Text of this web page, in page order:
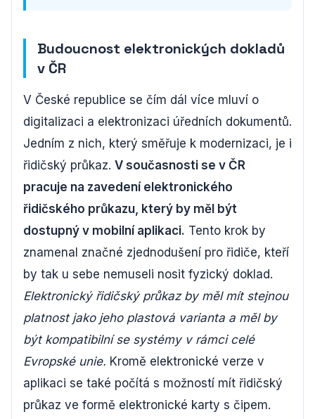
Budoucnost elektronických dokladů
v ČR
V České republice se čím dál více mluví o
digitalizaci a elektronizaci úředních dokumentů.
Jedním z nich, který směřuje k modernizaci, je i
řidičský průkaz. V současnosti se v ČR
pracuje na zavedení elektronického
řidičského průkazu, který by měl být
dostupný v mobilní aplikaci. Tento krok by
znamenal značné zjednodušení pro řidiče, kteří
by tak u sebe nemuseli nosit fyzický doklad.
Elektronický řidičský průkaz by měl mít stejnou
platnost jako jeho plastová varianta a měl by
být kompatibilní se systémy v rámci celé
Evropské unie. Kromě elektronické verze v
aplikaci se také počítá s možností mít řidičský
průkaz ve formě elektronické karty s čipem.